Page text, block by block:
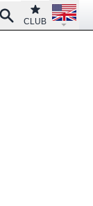
SearchClub
CLUB
Open